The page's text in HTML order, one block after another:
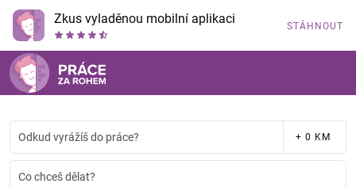
Zkus vyladěnou mobilní aplikaci STÁHNOUT
Odkud vyrážíš do práce? + 0 KM
Co chceš dělat?